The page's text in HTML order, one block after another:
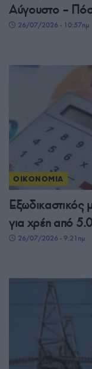
Αύγουστο –
26/07/2026 - 10:57πμ
ΟΙΚΟΝΟΜΙΑ
Εξωδικαστικός
για χρέη από
26/07/2026 - 9:21πμ